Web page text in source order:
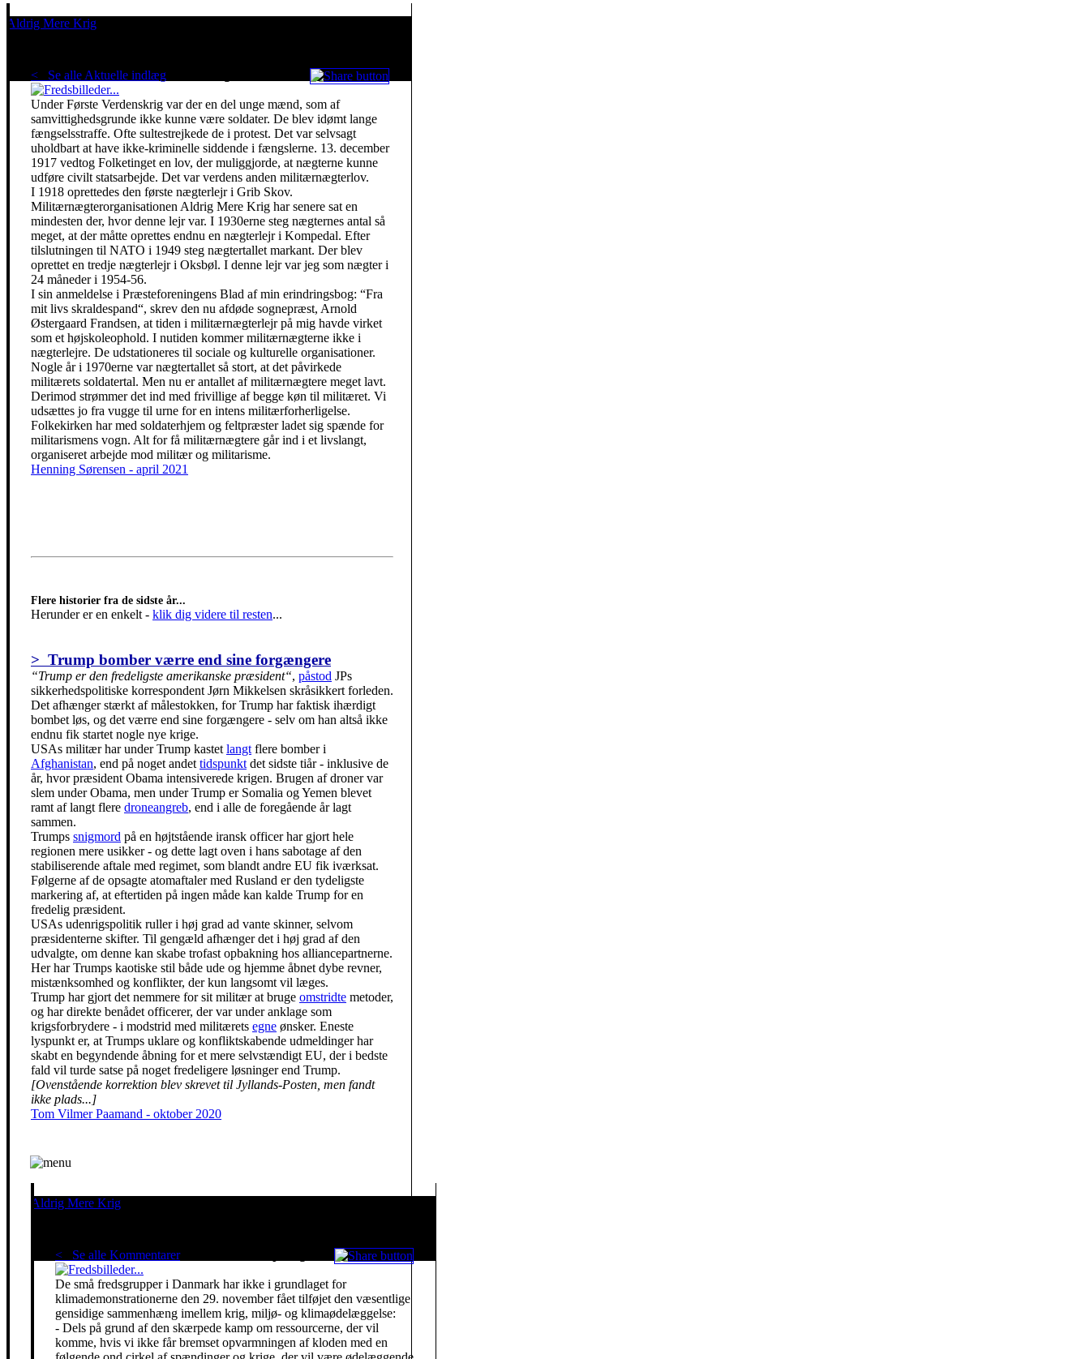
Aldrig Mere Krig
< Se alle Aktuelle indlæg
Under Første Verdenskrig var der en del unge mænd, som af
samvittighedsgrunde ikke kunne være soldater. De blev idømt lange
fængselsstraffe. Ofte sultestrejkede de i protest. Det var selvsagt
uholdbart at have ikke-kriminelle siddende i fængslerne. 13. december
1917 vedtog Folketinget en lov, der muliggjorde, at nægterne kunne
udføre civilt statsarbejde. Det var verdens anden militærnægterlov.
I 1918 oprettedes den første nægterlejr i Grib Skov.
Militærnægterorganisationen Aldrig Mere Krig har senere sat en
mindesten der, hvor denne lejr var. I 1930erne steg nægternes antal så
meget, at der måtte oprettes endnu en nægterlejr i Kompedal. Efter
tilslutningen til NATO i 1949 steg nægtertallet markant. Der blev
oprettet en tredje nægterlejr i Oksbøl. I denne lejr var jeg som nægter i
24 måneder i 1954-56.
I sin anmeldelse i Præsteforeningens Blad af min erindringsbog: “Fra
mit livs skraldespand“, skrev den nu afdøde sognepræst, Arnold
Østergaard Frandsen, at tiden i militærnægterlejr på mig havde virket
som et højskoleophold. I nutiden kommer militærnægterne ikke i
nægterlejre. De udstationeres til sociale og kulturelle organisationer.
Nogle år i 1970erne var nægtertallet så stort, at det påvirkede
militærets soldatertal. Men nu er antallet af militærnægtere meget lavt.
Derimod strømmer det ind med frivillige af begge køn til militæret. Vi
udsættes jo fra vugge til urne for en intens militærforherligelse.
Folkekirken har med soldaterhjem og feltpræster ladet sig spænde for
militarismens vogn. Alt for få militærnægtere går ind i et livslangt,
organiseret arbejde mod militær og militarisme.
Henning Sørensen - april 2021
Flere historier fra de sidste år...
Herunder er en enkelt - klik dig videre til resten...
> Trump bomber værre end sine forgængere
“Trump er den fredeligste amerikanske præsident“, påstod JPs
sikkerhedspolitiske korrespondent Jørn Mikkelsen skråsikkert forleden.
Det afhænger stærkt af målestokken, for Trump har faktisk ihærdigt
bombet løs, og det værre end sine forgængere - selv om han altså ikke
endnu fik startet nogle nye krige.
USAs militær har under Trump kastet langt flere bomber i
Afghanistan, end på noget andet tidspunkt det sidste tiår - inklusive de
år, hvor præsident Obama intensiverede krigen. Brugen af droner var
slem under Obama, men under Trump er Somalia og Yemen blevet
ramt af langt flere droneangreb, end i alle de foregående år lagt
sammen.
Trumps snigmord på en højtstående iransk officer har gjort hele
regionen mere usikker - og dette lagt oven i hans sabotage af den
stabiliserende aftale med regimet, som blandt andre EU fik iværksat.
Følgerne af de opsagte atomaftaler med Rusland er den tydeligste
markering af, at eftertiden på ingen måde kan kalde Trump for en
fredelig præsident.
USAs udenrigspolitik ruller i høj grad ad vante skinner, selvom
præsidenterne skifter. Til gengæld afhænger det i høj grad af den
udvalgte, om denne kan skabe trofast opbakning hos alliancepartnerne.
Her har Trumps kaotiske stil både ude og hjemme åbnet dybe revner,
mistænksomhed og konflikter, der kun langsomt vil læges.
Trump har gjort det nemmere for sit militær at bruge omstridte metoder,
og har direkte benådet officerer, der var under anklage som
krigsforbrydere - i modstrid med militærets egne ønsker. Eneste
lyspunkt er, at Trumps uklare og konfliktskabende udmeldinger har
skabt en begyndende åbning for et mere selvstændigt EU, der i bedste
fald vil turde satse på noget fredeligere løsninger end Trump.
[Ovenstående korrektion blev skrevet til Jyllands-Posten, men fandt
ikke plads...]
Tom Vilmer Paamand - oktober 2020
Aldrig Mere Krig
< Se alle KommentarerRed klimaet - stop krigen!
De små fredsgrupper i Danmark har ikke i grundlaget for
klimademonstrationerne den 29. november fået tilføjet den væsentlige
gensidige sammenhæng imellem krig, miljø- og klimaødelæggelse:
- Dels på grund af den skærpede kamp om ressourcerne, der vil
komme, hvis vi ikke får bremset opvarmningen af kloden med en